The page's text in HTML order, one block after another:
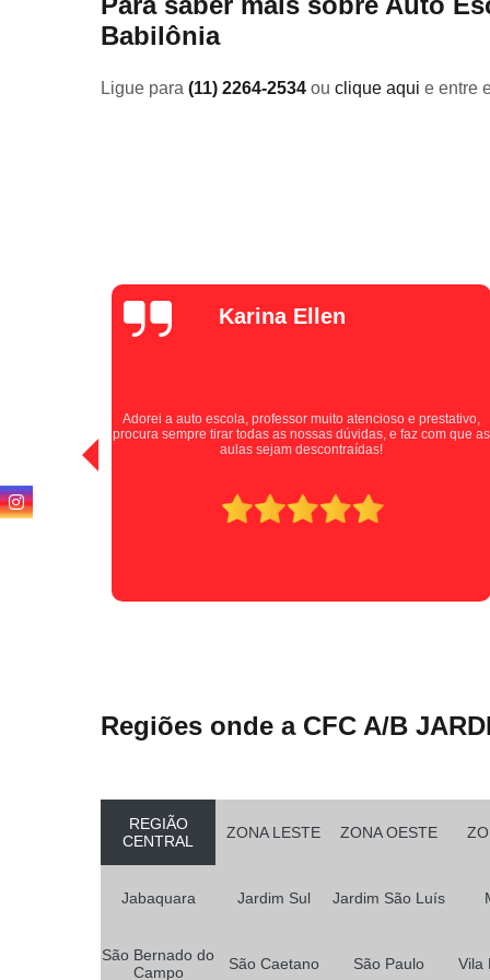
Babilônia
Ligue para (11) 2264-2534 ou clique aqui e entre
Luana Pina
instrutores que passaram as informações de forma clara e
paciente durante as aulas. A Auto Escola Jardim Santa Cruz se
destaca por cultivar motoristas seguros e confiantes. Indico
Regiões onde a CFC A/B
REGIÃO
CENTRAL
ZONA LESTE ZONA OESTE
Jabaquara Jardim Sul Jardim São Luís
São Bernado do
Campo
São Caetano São Paulo Vila